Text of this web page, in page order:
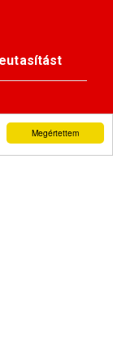
Megértettem